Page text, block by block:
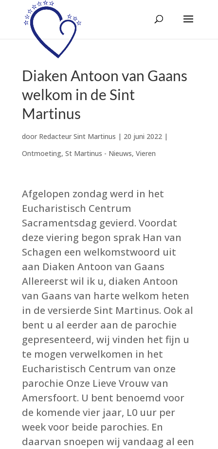
Diaken Antoon van Gaans
welkom in de Sint
Martinus
door Redacteur Sint Martinus | 20 juni 2022|
Ontmoeting, St Martinus - Nieuws, Vieren
Afgelopen zondag werd in het
Eucharistisch Centrum
Sacramentsdag gevierd. Voordat
deze viering begon sprak Han van
Schagen een welkomstwoord uit
aan Diaken Antoon van Gaans
Allereerst wil ik u, diaken Antoon
van Gaans van harte welkom heten
in de versierde Sint Martinus. Ook al
bent u al eerder aan de parochie
gepresenteerd, wij vinden het fijn u
te mogen verwelkomen in het
Eucharistisch Centrum van onze
parochie Onze Lieve Vrouw van
Amersfoort. U bent benoemd voor
de komende vier jaar, L0 uur per
week voor beide parochies. En
daarvan snoepen wij vandaag al een